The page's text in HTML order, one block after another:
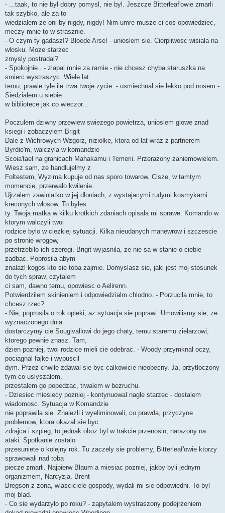
- ...taak, to nie byl dobry pomysl, nie byl. Jeszcze Bitterleaf'owie zmarli
tak szybko, ale za to
wiedzialem ze oni by nigdy, nigdy! Nim umre musze ci cos opowiedziec,
meczy mnie to w strasznie.
- O czym ty gadasz!? Bloede Arse! - unioslem sie. Cierpliwosc wisiala na
wlosku. Moze starzec
zmysly postradal?
- Spokojnie.. - zlapal mnie za ramie - nie chcesz chyba staruszka na
smierc wystraszyc. Wiele lat
temu, prawie tyle ile trwa twoje zycie. - usmiechnal sie lekko pod nosem -
Siedzialem u siebie
w bibliotece jak co wieczor...
Poczulem dziwny przewiew swiezego powietrza, unioslem glowe znad
ksiegi i zobaczylem Brigit
Dale z Wichrowych Wzgorz, niziolke, ktora od lat wraz z partnerem
Byrdie'm, walczyla w komandzie
Scoia'tael na granicach Mahakamu i Temerii. Przerazony zaniemowielem.
Wiesz sam, ze handlujelmy z
Foltestem, Wyzima kupuje od nas sporo towarow. Cisze, w tamtym
momencie, przerwalo kwilenie.
Ujrzalem zawiniatko w jej dloniach, z wystajacymi rudymi kosmykami
kreconych wlosow. To byles
ty. Twoja matka w kilku krotkich zdaniach opisala mi sprawe. Komando w
ktorym walczyli twoi
rodzice bylo w ciezkiej sytuacji. Kilka nieudanych manewrow i szczescie
po stronie wrogow,
przetrzebilo ich szeregi. Brigit wyjasnila, ze nie sa w stanie o ciebie
zadbac. Poprosila abym
znalazl kogos kto sie toba zajmie. Domyslasz sie, jaki jest moj stosunek
do tych spraw, czytalem
ci sam, dawno temu, opowiesc o Aelirenn.
Potwierdzilem skinieniem i odpowiedzialm chlodno. - Porzucila mnie, to
chcesz rzec?
- Nie, poprosila o rok opieki, az sytuacja sie poprawi. Umowilismy sie, ze
wyznaczonego dnia
dostarczymy cie Sougivallowi do jego chaty, temu staremu zielarzowi,
ktorego pewnie znasz. Tam,
dzien pozniej, twoi rodzice mieli cie odebrac. - Woody przymknal oczy,
pociagnal fajke i wypuscil
dym. Przez chwile zdawal sie byc calkowicie nieobecny. Ja, przytloczony
tym co uslyszalem,
przestalem go popedzac, trwalem w bezruchu.
- Dziesiec miesiecy pozniej - kontynuowal nagle starzec - dostalem
wiadomosc. Sytuacja w Komandzie
nie poprawila sie. Znalezli i wyeliminowali, co prawda, przyczyne
problemow, ktora okazal sie byc
zdrajca i szpieg, to jednak oboz byl w trakcie przenosin, narazony na
ataki. Spotkanie zostalo
przesuniete o kolejny rok. Tu zaczely sie problemy, Bitterleaf'owie ktorzy
sprawowali nad toba
piecze zmarli. Najpierw Blaum a miesiac pozniej, jakby byli jednym
organizmem, Narcyzja. Brent
Bregson z zona, wlasciciele gospody, wydali mi sie odpowiedni. To byl
moj blad.
- Co sie wydarzylo po roku? - zapytalem wystraszony podejrzeniem